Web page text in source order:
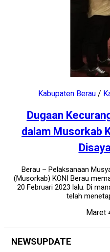
Kabupaten Berau /
Dugaan
dalam Musorkab
Berau – Pelaksanaan
(Musorkab) KONI Berau
20 Februari 2023 lalu. Di
telah
Maret
NEWSUPDATE